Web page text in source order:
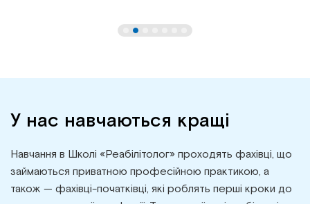
У нас навчаються кращі
Навчання в Школі «Реабілітолог» проходять фахівці, що
займаються приватною професійною практикою, а
також — фахівці-початківці, які роблять перші кроки до